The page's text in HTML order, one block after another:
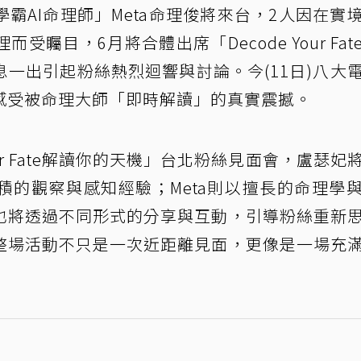
AI命理師」Meta命理俊將來台，2人因在實
受矚目，6月將合體出席「Decode Your
出引起粉絲熱烈迴響與討論。今(11日)八大
被命理大師「即時解讀」的真實震撼。
解讀你的天機」台北粉絲見面會，盧瑟妃
的觀察與感知經驗；Meta則以擅長的命理學
透過不同形式的分享與互動，引導粉絲重新
活動不只是一次近距離見面，更像是一場充